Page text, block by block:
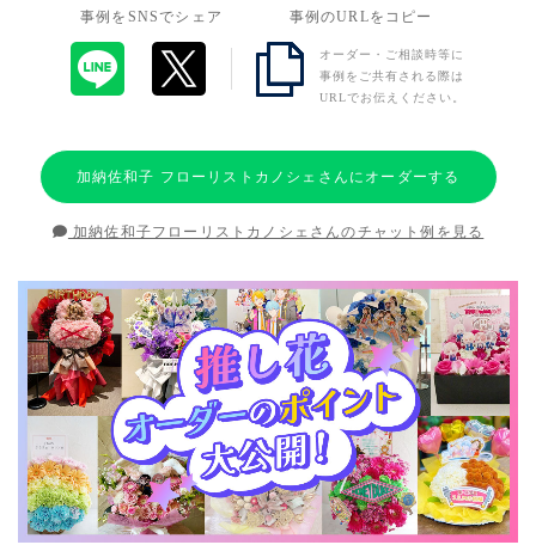
事例をSNSでシェア 事例のURLをコピー
オーダー・ご相談時等に
事例をご共有される際は
URLでお伝えください。
加納佐和子 フローリストカノシェさんにオーダーする
加納佐和子フローリストカノシェさんのチャット例を見る